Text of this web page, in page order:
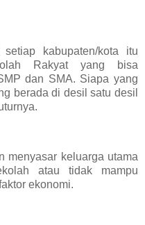
kabupaten/kota itu
Rakyat yang bisa
dan SMA. Siapa yang
berada di desil satu desil
menyasar keluarga utama
atau tidak mampu
ekonomi.